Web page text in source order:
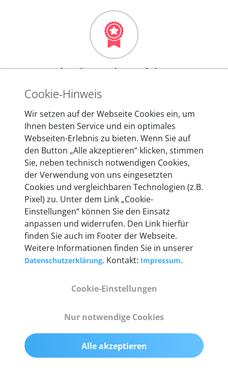
Mehr als 10 Jahre Erfahrung
In den Kfz-Diagnosegeräten von autoaid stecken
entwickeln wir unsere Produkte am Standort in
Berlin laufend weiter. Auf diese Qualität vertrauen
heute mehr als 60.000 Privatkunden und
Unternehmen.
Technische Details &
Lieferumfang
55 mm x 25 mm x 12 mm
200 g
Cookie-Hinweis
Wir setzen auf der Webseite Cookies ein, um
Ihnen besten Service und ein optimales
Webseiten-Erlebnis zu bieten. Wenn Sie auf
den Button „Alle akzeptieren“ klicken, stimmen
Sie, neben technisch notwendigen Cookies,
der Verwendung von uns eingesetzten
Cookies und vergleichbaren Technologien (z.B.
Pixel) zu. Unter dem Link „Cookie-
Einstellungen“ können Sie den Einsatz
anpassen und widerrufen. Den Link hierfür
finden Sie auch im Footer der Webseite.
Weitere Informationen finden Sie in unserer
Datenschutzerklärung. Kontakt: Impressum.
Cookie-Einstellungen
Nur notwendige Cookies
Alle akzeptieren